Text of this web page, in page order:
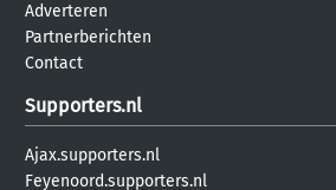
Adverteren
Partnerberichten
Contact
Supporters.nl
Ajax.supporters.nl
Feyenoord.supporters.nl